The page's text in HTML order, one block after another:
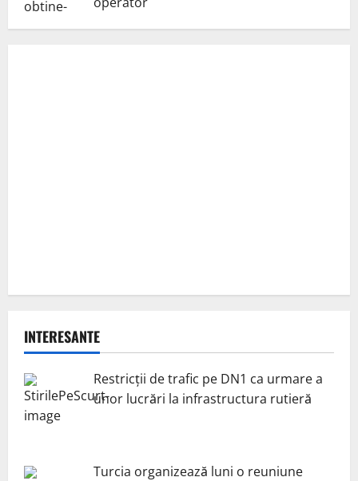
INTERESANTE
Restricții de trafic pe DN1 ca urmare a
unor lucrări la infrastructura rutieră
Turcia organizează luni o reuniune